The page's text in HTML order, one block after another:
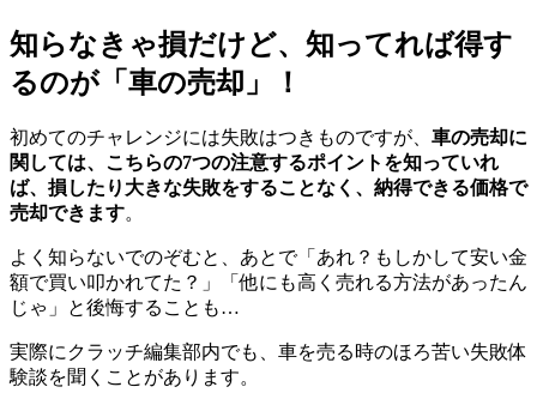
知らなきゃ損だけど、知ってれば得す
るのが「車の売却」！
初めてのチャレンジには失敗はつきものですが、 車の売却に
関しては、こちらの7つの注意するポイントを知っていれ
ば、損したり大きな失敗をすることなく、納得できる価格で
売却できます。
よく知らないでのぞむと、あとで「あれ？もしかして安い金
額で買い叩かれてた？」「他にも高く売れる方法があったん
じゃ」と後悔することも…
実際にクラッチ編集部内でも、車を売る時のほろ苦い失敗体
験談を聞くことがあります。